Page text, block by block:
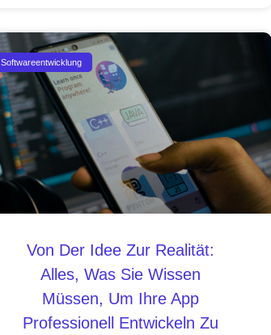
Softwareentwicklung
Von Der Idee Zur Realität:
Alles, Was Sie Wissen
Müssen, Um Ihre App
Professionell Entwickeln Zu